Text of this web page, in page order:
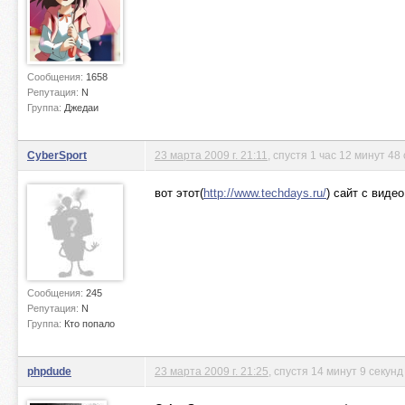
Сообщения: 1658
Репутация: N
Группа: Джедаи
CyberSport
Сообщения: 245
Репутация: N
Группа: Кто попало
23 марта 2009 г. 21:11 , спустя 1 час 12 минут 48
вот этот(http://www.techdays.ru/) сайт с
phpdude 23 марта 2009 г. 21:25 , спустя 14 минут 9 секунд